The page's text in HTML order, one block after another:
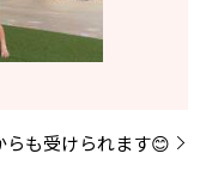
らも受けられます😊